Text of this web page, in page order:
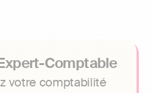
Comptable
votre comptabilité